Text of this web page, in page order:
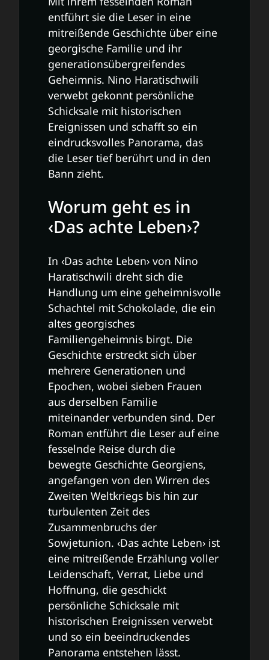
entführt sie die Leser in eine
mitreißende Geschichte über eine
georgische Familie und ihr
generationsübergreifendes
Geheimnis. Nino Haratischwili
verwebt gekonnt persönliche
Schicksale mit historischen
Ereignissen und schafft so ein
eindrucksvolles Panorama, das
die Leser tief berührt und in den
Bann zieht.
Worum geht es in
‹Das achte Leben›?
In ‹Das achte Leben› von Nino
Haratischwili dreht sich die
Handlung um eine geheimnisvolle
Schachtel mit Schokolade, die ein
altes georgisches
Familiengeheimnis birgt. Die
Geschichte erstreckt sich über
mehrere Generationen und
Epochen, wobei sieben Frauen
aus derselben Familie
miteinander verbunden sind. Der
Roman entführt die Leser auf eine
fesselnde Reise durch die
bewegte Geschichte Georgiens,
angefangen von den Wirren des
Zweiten Weltkriegs bis hin zur
turbulenten Zeit des
Zusammenbruchs der
Sowjetunion. ‹Das achte Leben› ist
eine mitreißende Erzählung voller
Leidenschaft, Verrat, Liebe und
Hoffnung, die geschickt
persönliche Schicksale mit
historischen Ereignissen verwebt
und so ein beeindruckendes
Panorama entstehen lässt.